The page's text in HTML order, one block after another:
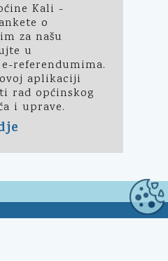
Kali -
o
za našu
u
referendumima.
aplikaciji
rad općinskog
i uprave.